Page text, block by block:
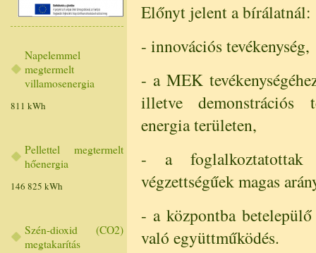
Napelemmel
megtermelt
villamosenergia
811 kWh
Pellettel megtermelt
hőenergia
146 825 kWh
Szén-dioxid (CO2)
megtakarítás
Előnyt jelent a bírálatnál:
- innovációs tevékenység,
- a MEK
illetve demonstrációs
energia területen,
- a
végzettségűek magas
- a központba
való együttműködés.